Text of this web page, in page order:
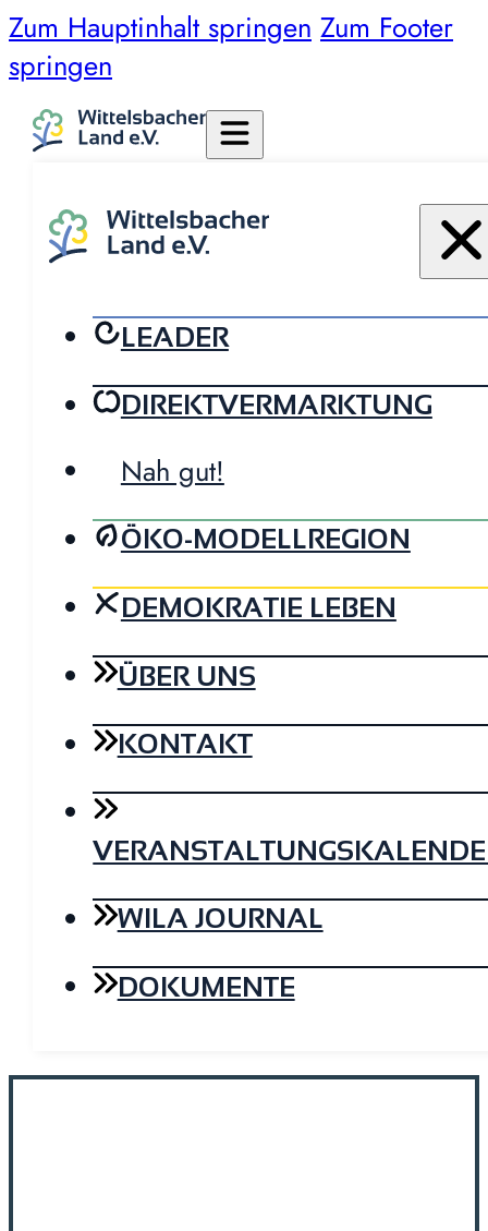
Zum Hauptinhalt springen Zum Footer
springen
LEADER
DIREKTVERMARKTUNG
Nah gut!
ÖKO-MODELLREGION
DEMOKRATIE LEBEN
ÜBER UNS
KONTAKT
WILA JOURNAL
DOKUMENTE